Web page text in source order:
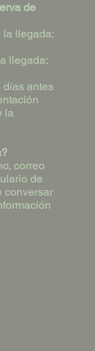
de
la llegada:
llegada:
días antes
la
correo
de
conversar